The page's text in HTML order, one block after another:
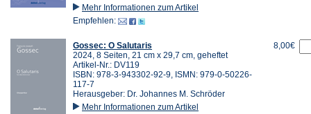
Mehr Informationen zum Artikel
Empfehlen:
Gossec: O Salutaris
2024, 8 Seiten, 21 cm x 29,7 cm, geheftet
Artikel-Nr.: DV119
ISBN: 978-3-943302-92-9, ISMN: 979-0-50226-
117-7
Herausgeber: Dr. Johannes M. Schröder
Mehr Informationen zum Artikel
8,00€